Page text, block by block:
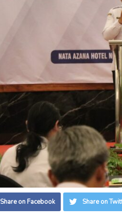
Share on Facebook Share on